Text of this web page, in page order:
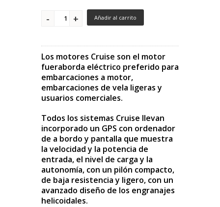
Añadir al carrito
Los motores Cruise son el motor
fueraborda eléctrico preferido para
embarcaciones a motor,
embarcaciones de vela ligeras y
usuarios comerciales.
Todos los sistemas Cruise llevan
incorporado un GPS con ordenador
de a bordo y pantalla que muestra
la velocidad y la potencia de
entrada, el nivel de carga y la
autonomía, con un pilón compacto,
de baja resistencia y ligero, con un
avanzado diseño de los engranajes
helicoidales.